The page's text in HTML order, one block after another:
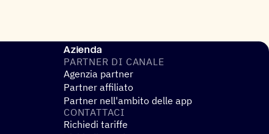
Azienda
PARTNER DI CANALE
Agenzia partner
Partner affiliato
Partner nell'ambito delle app
CONTAT­TACI
Richiedi tariffe